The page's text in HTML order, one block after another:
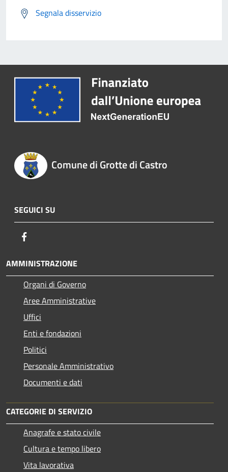
Segnala disservizio
Comune di Grotte di Castro
SEGUICI SU
AMMINISTRAZIONE
Organi di Governo
Aree Amministrative
Uffici
Enti e fondazioni
Politici
Personale Amministrativo
Documenti e dati
CATEGORIE DI SERVIZIO
Anagrafe e stato civile
Cultura e tempo libero
Vita lavorativa